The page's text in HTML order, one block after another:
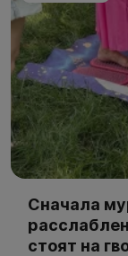
Сначала
стоят на